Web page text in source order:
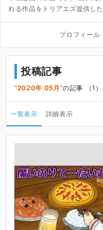
れる作品をトリアエズ提供し
プロフィール
投稿記事
2020年 05月 の記事 （1）
一覧表示 詳細表示